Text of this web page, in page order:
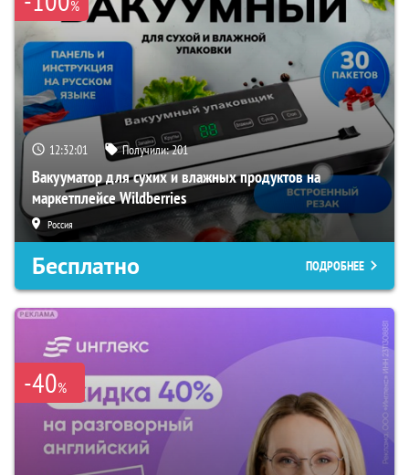
%
12:32:00 Получили:201
Вакууматор для сухих и влажных продуктов на
маркетплейсе Wildberries
Россия
Бесплатно ПОДРОБНЕЕ
-40%